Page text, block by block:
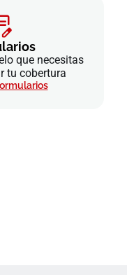
que necesitas
tu cobertura